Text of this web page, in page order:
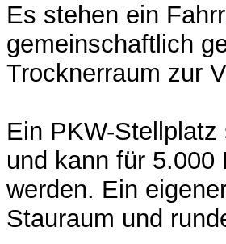
Es stehen ein
gemeinschaftlich
Trocknerraum zur
Ein PKW-
und kann für
werden. Ein
Stauraum und